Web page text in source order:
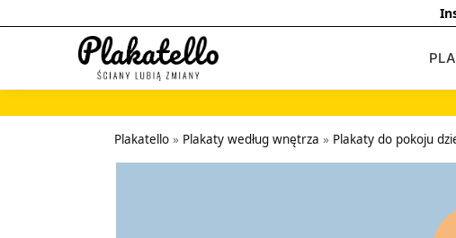
Szukaj...
Plakatello » Plakaty według wnętrza » Plakaty do pokoju